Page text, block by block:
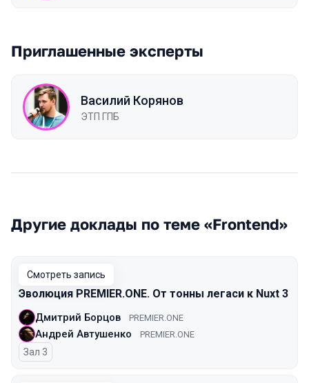
Приглашенные эксперты
Василий Корянов
ЭТП ГПБ
Другие доклады по теме «Frontend»
Смотреть запись
Эволюция PREMIER.ONE. От тонны легаси к Nuxt 3
Дмитрий Борцов PREMIER.ONE
Андрей Автушенко PREMIER.ONE
Зал 3